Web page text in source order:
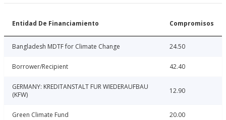
Entidad De Financiamiento Compromisos
Bangladesh MDTF for Climate Change 24.50
Borrower/Recipient 42.40
GERMANY: KREDITANSTALT FUR WIEDERAUFBAU
(KFW)
12.90
Green Climate Fund 20.00